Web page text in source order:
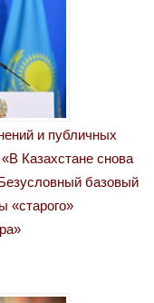
и публичных
Казахстане снова
базовый
«старого»